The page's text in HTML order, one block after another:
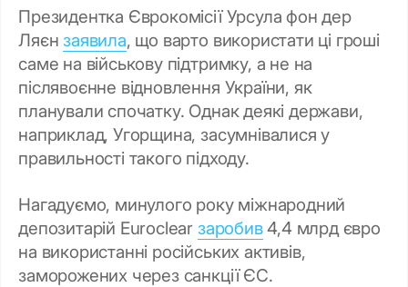
Президентка Єврокомісії Урсула фон дер
Ляєнзаявила, що варто використати ці гроші
саме на військову підтримку, а не на
післявоєнне відновлення України, як
планували спочатку. Однак деякі держави,
наприклад, Угорщина, засумнівалися у
правильності такого підходу.
Нагадуємо, минулого року міжнародний
депозитарій Euroclear заробив4,4 млрд євро
на використанні російських активів,
заморожених через санкції ЄС.